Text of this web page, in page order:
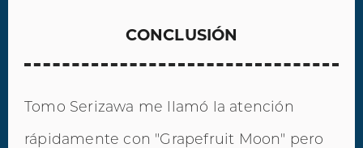
CONCLUSIÓN
Tomo Serizawa me llamó la atención
rápidamente con "Grapefruit Moon" pero